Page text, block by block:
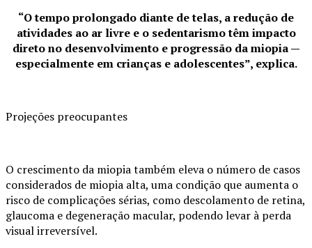
“O tempo prolongado diante de telas, a redução de
atividades ao ar livre e o sedentarismo têm impacto
direto no desenvolvimento e progressão da miopia —
especialmente em crianças e adolescentes”, explica.
Projeções preocupantes
O crescimento da miopia também eleva o número de casos
considerados de miopia alta, uma condição que aumenta o
risco de complicações sérias, como descolamento de retina,
glaucoma e degeneração macular, podendo levar à perda
visual irreversível.